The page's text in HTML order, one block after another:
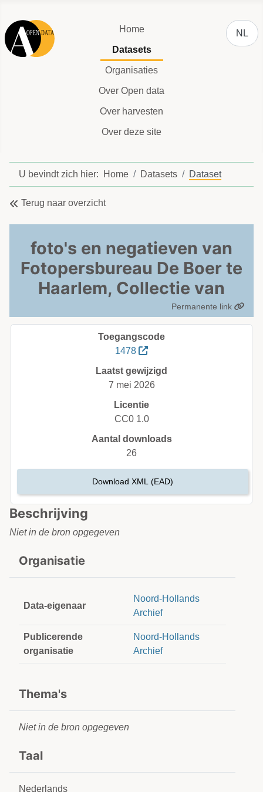
Home
Datasets
Organisaties
Over Open data
Over harvesten
Over deze site
NL
U bevindt zich hier: Home Datasets Dataset
Terug naar overzicht
foto's en negatieven van
Fotopersbureau De Boer te
Haarlem, Collectie van
Permanente link
Beschrijving
Niet in de bron opgegeven
Organisatie
Data-eigenaar
Noord-Hollands
Archief
Publicerende
organisatie
Noord-Hollands
Archief
Thema's
Niet in de bron opgegeven
Taal
Nederlands
Toegangscode
1478
Laatst gewijzigd
7 mei 2026
Licentie
CC0 1.0
Aantal downloads
26
Download XML (EAD)